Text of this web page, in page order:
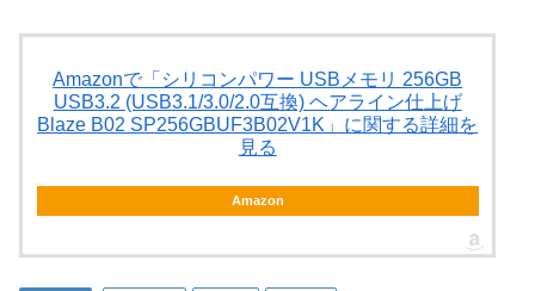
Amazonで「シリコンパワー USBメモリ 256GB
USB3.2 (USB3.1/3.0/2.0互換) ヘアライン仕上げ
Blaze B02 SP256GBUF3B02V1K」に関する詳細を
見る
Amazon